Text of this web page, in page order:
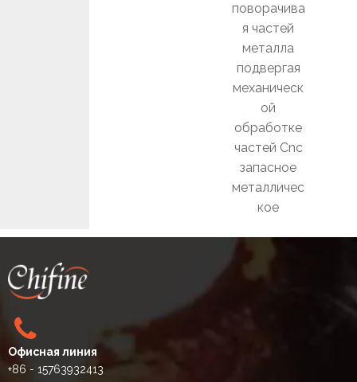
поворачива
я частей
металла
подвергая
механическ
ой
обработке
частей Cnc
запасное
металличес
кое
Офисная линия
+86 - 15763932413